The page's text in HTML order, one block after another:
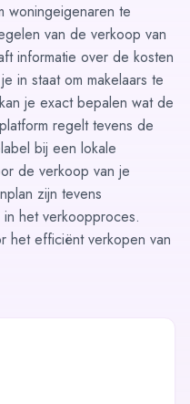
woningeigenaren te
van de verkoop van
informatie over de kosten
in staat om makelaars te
kan je exact bepalen wat de
regelt tevens de
bij een lokale
de verkoop van je
zijn tevens
het verkoopproces.
het efficiënt verkopen van